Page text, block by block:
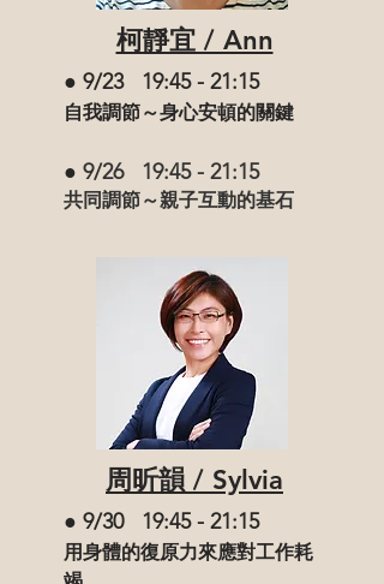
柯靜宜 / Ann
● 9/23 19:45 - 21:15
自我調節～身心安頓的關鍵
● 9/26 19:45 - 21:15
共同調節～親子互動的基石
周昕韻 / Sylvia
● 9/30 19:45 - 21:15
用身體的復原力來應對工作耗